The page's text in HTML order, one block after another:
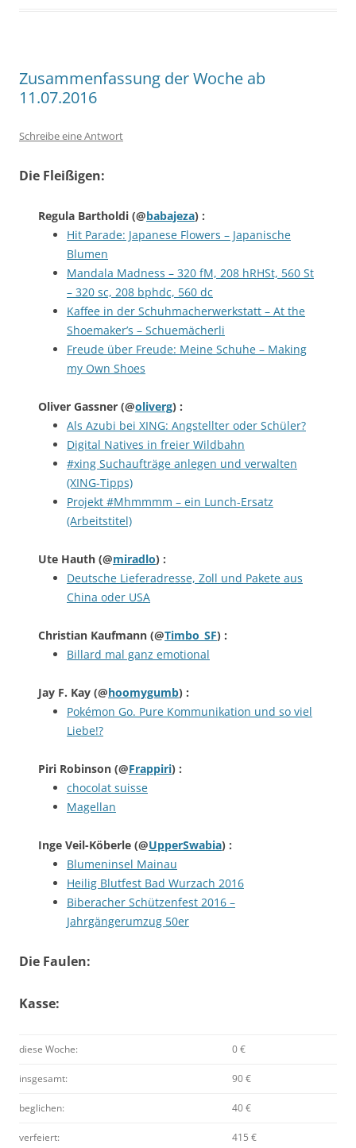
Zusammenfassung der Woche ab
11.07.2016
Schreibe eine Antwort
Die Fleißigen:
Regula Bartholdi (@babajeza) :
Hit Parade: Japanese Flowers – Japanische
Blumen
Mandala Madness – 320 fM, 208 hRHSt, 560 St
– 320 sc, 208 bphdc, 560 dc
Kaffee in der Schuhmacherwerkstatt – At the
Shoemaker’s – Schuemächerli
Freude über Freude: Meine Schuhe – Making
my Own Shoes
Oliver Gassner (@oliverg) :
Als Azubi bei XING: Angstellter oder Schüler?
Digital Natives in freier Wildbahn
#xing Suchaufträge anlegen und verwalten
(XING-Tipps)
Projekt #Mhmmmm – ein Lunch-Ersatz
(Arbeitstitel)
Ute Hauth (@miradlo) :
Deutsche Lieferadresse, Zoll und Pakete aus
China oder USA
Christian Kaufmann (@Timbo_SF) :
Billard mal ganz emotional
Jay F. Kay (@hoomygumb) :
Pokémon Go. Pure Kommunikation und so viel
Liebe!?
Piri Robinson (@Frappiri) :
chocolat suisse
Magellan
Inge Veil-Köberle (@UpperSwabia) :
Blumeninsel Mainau
Heilig Blutfest Bad Wurzach 2016
Biberacher Schützenfest 2016 –
Jahrgängerumzug 50er
Die Faulen:
Kasse:
diese Woche: 0 €
insgesamt: 90 €
beglichen: 40 €
verfeiert: 415 €